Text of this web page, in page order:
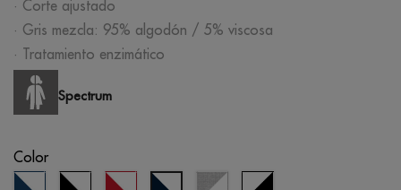
· Corte ajustado
· Gris mezcla: 95% algodón / 5% viscosa
· Tratamiento enzimático
Spectrum
Color
azul
negro/blancorojo/blanco